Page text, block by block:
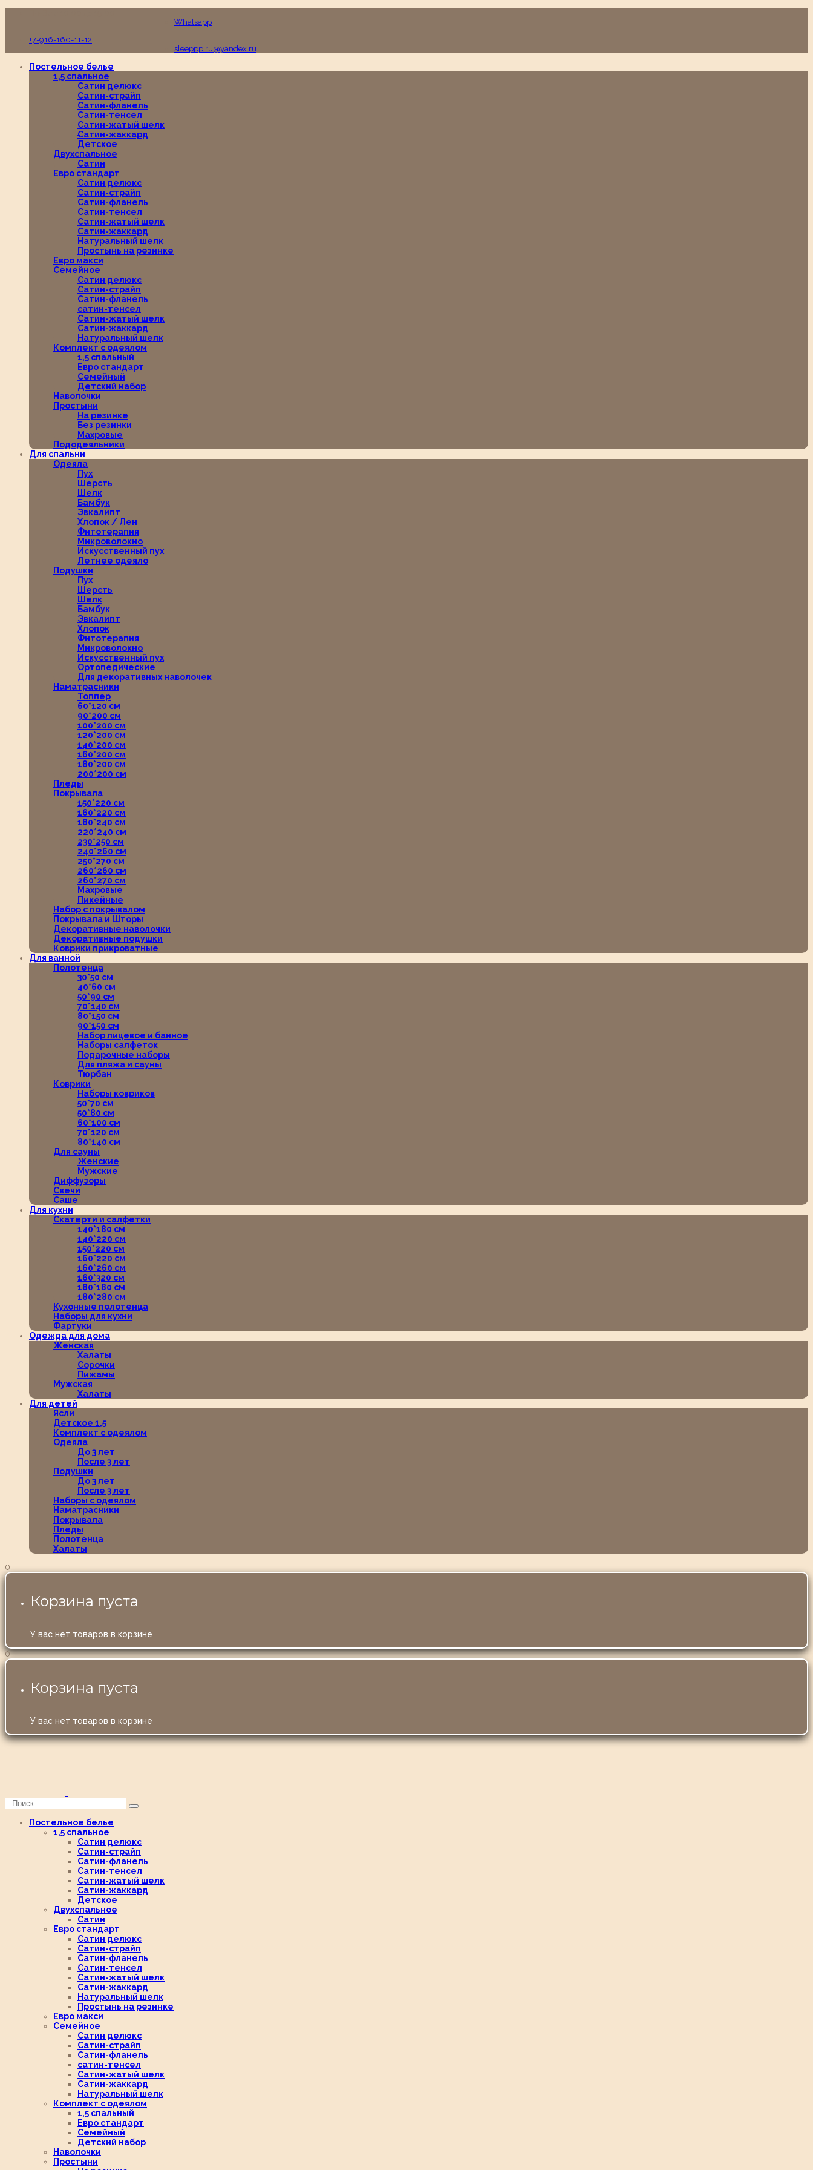
Whatsapp
+7-916-160-11-12
sleeppp.ru@yandex.ru
Постельное белье
1,5 спальное
Сатин делюкс
Сатин-страйп
Сатин-фланель
Сатин-тенсел
Сатин-жатый шелк
Сатин-жаккард
Детское
Двухспальное
Сатин
Евро стандарт
Сатин делюкс
Сатин-страйп
Сатин-фланель
Сатин-тенсел
Сатин-жатый шелк
Сатин-жаккард
Натуральный шелк
Простынь на резинке
Евро макси
Семейное
Сатин делюкс
Сатин-страйп
Сатин-фланель
сатин-тенсел
Сатин-жатый шелк
Сатин-жаккард
Натуральный шелк
Комплект с одеялом
1,5 спальный
Евро стандарт
Семейный
Детский набор
Наволочки
Простыни
На резинке
Без резинки
Махровые
Пододеяльники
Для спальни
Одеяла
Пух
Шерсть
Шелк
Бамбук
Эвкалипт
Хлопок / Лен
Фитотерапия
Микроволокно
Искусственный пух
Летнее одеяло
Подушки
Пух
Шерсть
Шелк
Бамбук
Эвкалипт
Хлопок
Фитотерапия
Микроволокно
Искусственный пух
Ортопедические
Для декоративных наволочек
Наматрасники
Топпер
60*120 см
90*200 см
100*200 см
120*200 см
140*200 см
160*200 см
180*200 см
200*200 см
Пледы
Покрывала
150*220 см
160*220 см
180*240 см
220*240 см
230*250 см
240*260 см
250*270 см
260*260 см
260*270 см
Махровые
Пикейные
Набор с покрывалом
Покрывала и Шторы
Декоративные наволочки
Декоративные подушки
Коврики прикроватные
Для ванной
Полотенца
30*50 см
40*60 см
50*90 см
70*140 см
80*150 см
90*150 см
Набор лицевое и банное
Наборы салфеток
Подарочные наборы
Для пляжа и сауны
Тюрбан
Коврики
Наборы ковриков
50*70 см
50*80 см
60*100 см
70*120 см
80*140 см
Для сауны
Женские
Мужские
Диффузоры
Свечи
Саше
Для кухни
Скатерти и салфетки
140*180 см
140*220 см
150*220 см
160*220 см
160*260 см
160*320 см
180*180 см
180*280 см
Кухонные полотенца
Наборы для кухни
Фартуки
Одежда для дома
Женская
Халаты
Сорочки
Пижамы
Мужская
Халаты
Для детей
Ясли
Детское 1,5
Комплект с одеялом
Одеяла
До 3 лет
После 3 лет
Подушки
До 3 лет
После 3 лет
Наборы с одеялом
Наматрасники
Покрывала
Пледы
Полотенца
Халаты
0
Корзина пуста
У вас нет товаров в корзине
0
Корзина пуста
У вас нет товаров в корзине
Постельное белье
1,5 спальное
Сатин делюкс
Сатин-страйп
Сатин-фланель
Сатин-тенсел
Сатин-жатый шелк
Сатин-жаккард
Детское
Двухспальное
Сатин
Евро стандарт
Сатин делюкс
Сатин-страйп
Сатин-фланель
Сатин-тенсел
Сатин-жатый шелк
Сатин-жаккард
Натуральный шелк
Простынь на резинке
Евро макси
Семейное
Сатин делюкс
Сатин-страйп
Сатин-фланель
сатин-тенсел
Сатин-жатый шелк
Сатин-жаккард
Натуральный шелк
Комплект с одеялом
1,5 спальный
Евро стандарт
Семейный
Детский набор
Наволочки
Простыни